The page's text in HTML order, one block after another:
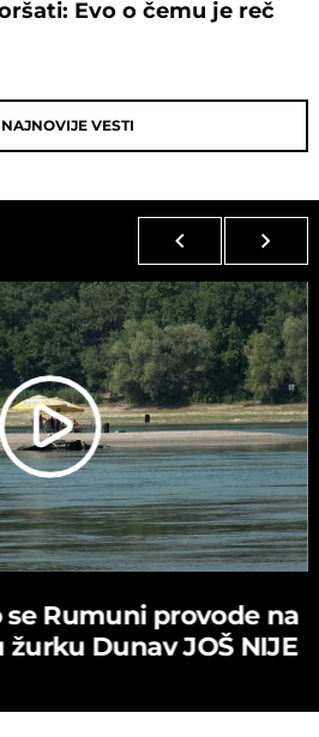
Evo o čemu je reč
VESTI
Rumuni provode na
Dunav JOŠ NIJE